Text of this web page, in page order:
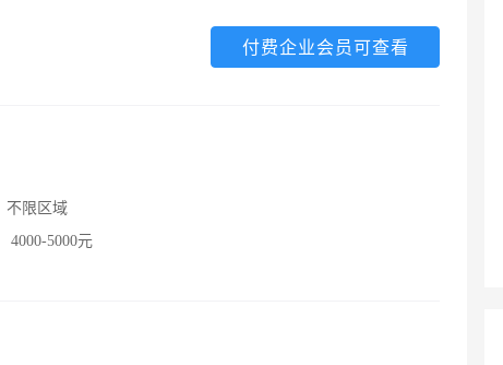
付费企业会员可查看
不限区域
4000-5000元